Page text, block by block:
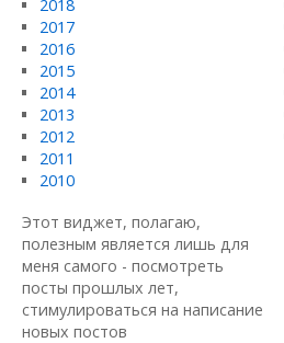
2018
2017
2016
2015
2014
2013
2012
2011
2010
Этот виджет, полагаю,
полезным является лишь для
меня самого - посмотреть
посты прошлых лет,
стимулироваться на написание
новых постов